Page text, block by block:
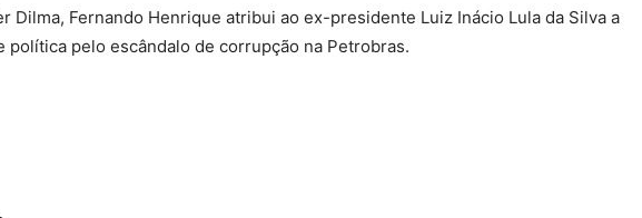
Dilma, Fernando Henrique atribui ao ex-presidente Luiz Inácio Lula da Silva a
política pelo escândalo de corrupção na Petrobras.